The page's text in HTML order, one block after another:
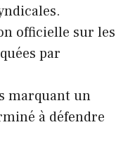
officielle sur les
par
marquant un
à défendre